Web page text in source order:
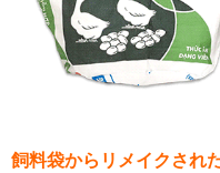
飼料袋からリメイクされ